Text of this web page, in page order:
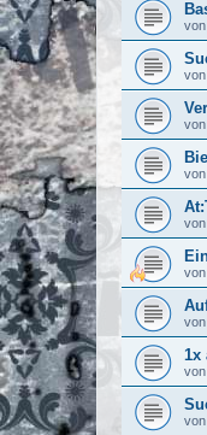
von
von
von
von
von
von
von
1x
von
von